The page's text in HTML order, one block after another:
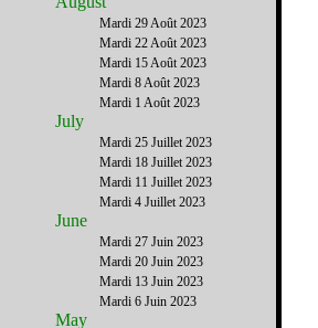
Mardi 29 Août 2023
Mardi 22 Août 2023
Mardi 15 Août 2023
Mardi 8 Août 2023
Mardi 1 Août 2023
July
Mardi 25 Juillet 2023
Mardi 18 Juillet 2023
Mardi 11 Juillet 2023
Mardi 4 Juillet 2023
June
Mardi 27 Juin 2023
Mardi 20 Juin 2023
Mardi 13 Juin 2023
Mardi 6 Juin 2023
May